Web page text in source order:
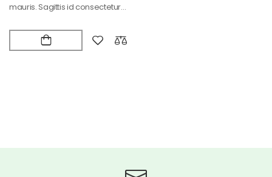
mauris. Sagittis id consectetur